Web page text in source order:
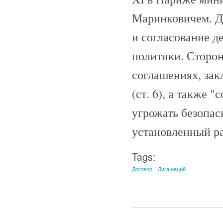
Маринковичем.
и согласование
политики.
соглашениях,
(ст. 6), а также
угрожать
установленный
Tags:
Договор Лига наций